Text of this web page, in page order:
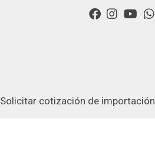
Solicitar cotización de importación